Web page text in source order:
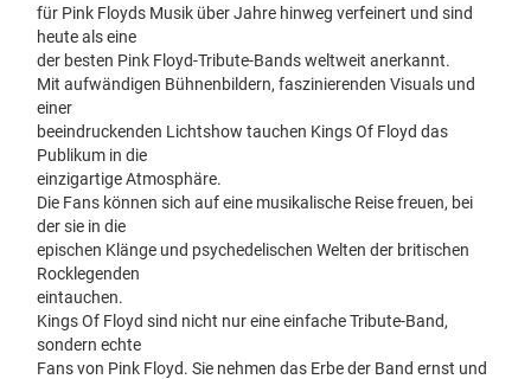
für Pink Floyds Musik über Jahre hinweg verfeinert und sind
heute als eine
der besten Pink Floyd-Tribute-Bands weltweit anerkannt.
Mit aufwändigen Bühnenbildern, faszinierenden Visuals und
einer
beeindruckenden Lichtshow tauchen Kings Of Floyd das
Publikum in die
einzigartige Atmosphäre.
Die Fans können sich auf eine musikalische Reise freuen, bei
der sie in die
epischen Klänge und psychedelischen Welten der britischen
Rocklegenden
eintauchen.
Kings Of Floyd sind nicht nur eine einfache Tribute-Band,
sondern echte
Fans von Pink Floyd. Sie nehmen das Erbe der Band ernst und